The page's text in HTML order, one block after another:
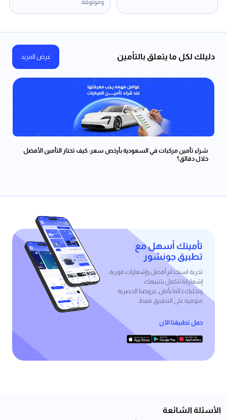
وموثوقة.
دليلك لكل ما يتعلق بالتأمين عرض المزيد
شراء تأمين مركبات في السعودية بأرخص سعر: كيف تختار التأمين الأفضل
خلال دقائق؟
تأمينك أسهل مع
تطبيق جونشور
تجربة استخدام أفضل وإشعارات فورية،
إشعاراتنا تتكفل بتنبيهك
وتخليك دائماً بأمان. عروضنا الحصرية
متوفرة على التطبيق فقط
حمل تطبيقنا الآن
الأسئلة الشائعة